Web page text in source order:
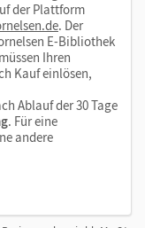
der Plattform
. Der
E-Bibliothek
Ihren
Kauf einlösen,
Ablauf der 30 Tage
. Für eine
andere